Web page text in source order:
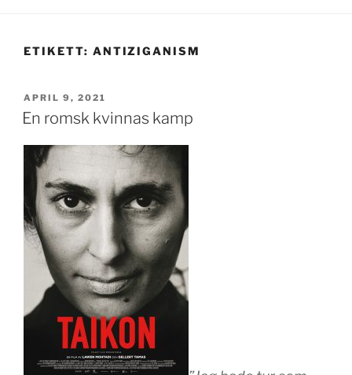
ETIKETT: ANTIZIGANISM
PUBLICERAT
APRIL 9, 2021
En romsk kvinnas kamp